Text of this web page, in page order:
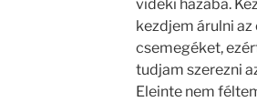
vidéki házába.
kezdjem árulni
csemegéket,
tudjam szerezni
Eleinte nem